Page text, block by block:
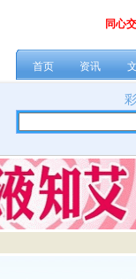
同心
首页 资讯